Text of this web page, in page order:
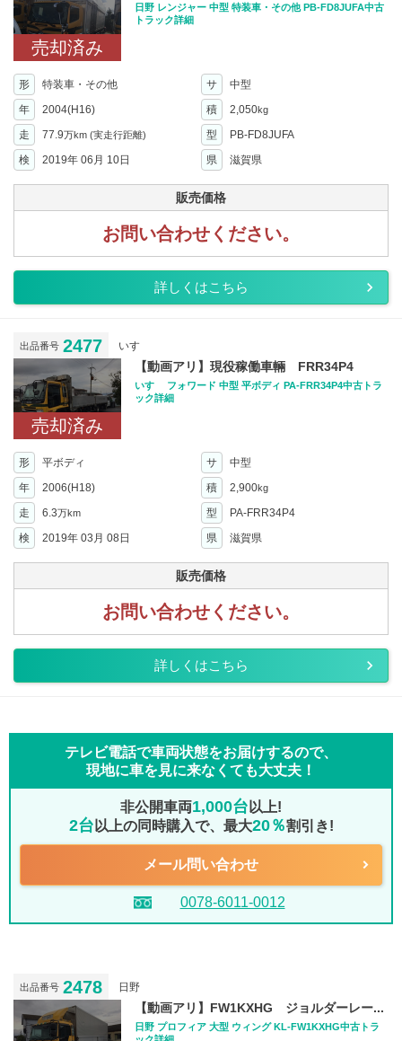
売却済み
日野 レンジャー 中型 特装車・その他 PB-FD8JUFA中古
トラック詳細
形 特装車・その他 サ
中型
年
2004(H16) 積 2,050kg
走 77.9万km (実走行距離) 型
PB-FD8JUFA
検
2019年 06月 10日 県 滋賀県
販売価格
お問い合わせください。
詳しくはこちら
出品番号 2477 いすゞ
売却済み
【動画アリ】現役稼働車輛 FRR34P4
いすゞ フォワード 中型 平ボディ PA-FRR34P4中古トラ
ック詳細
形 平ボディ サ
中型
年
2006(H18) 積 2,900kg
走 6.3万km 型
PA-FRR34P4
検
2019年 03月 08日 県 滋賀県
販売価格
お問い合わせください。
詳しくはこちら
テレビ電話で車両状態をお届けするので、
現地に車を見に来なくても大丈夫！
非公開車両1,000台 以上!
2台 以上の同時購入で、最大20％割引き!
メール問い合わせ
0078-6011-0012
出品番号 2478 日野
【動画アリ】FW1KXHG ジョルダーレー...
日野 プロフィア 大型 ウィング KL-FW1KXHG中古トラ